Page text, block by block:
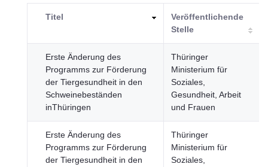
Titel
Veröffentlichende
Stelle
Erste Änderung des
Programms zur Förderung
der Tiergesundheit in den
Schweinebeständen
inThüringen
Thüringer
Ministerium für
Soziales,
Gesundheit, Arbeit
und Frauen
Erste Änderung des
Programms zur Förderung
der Tiergesundheit in den
Thüringer
Ministerium für
Soziales,